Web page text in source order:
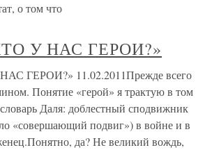
о том что
У НАС ГЕРОИ?»
ГЕРОИ?» 11.02.2011Прежде всего
Понятие «герой» я трактую в том
Даля: доблестный сподвижник
«совершающий подвиг») в войне и в
да? Не великий вождь,